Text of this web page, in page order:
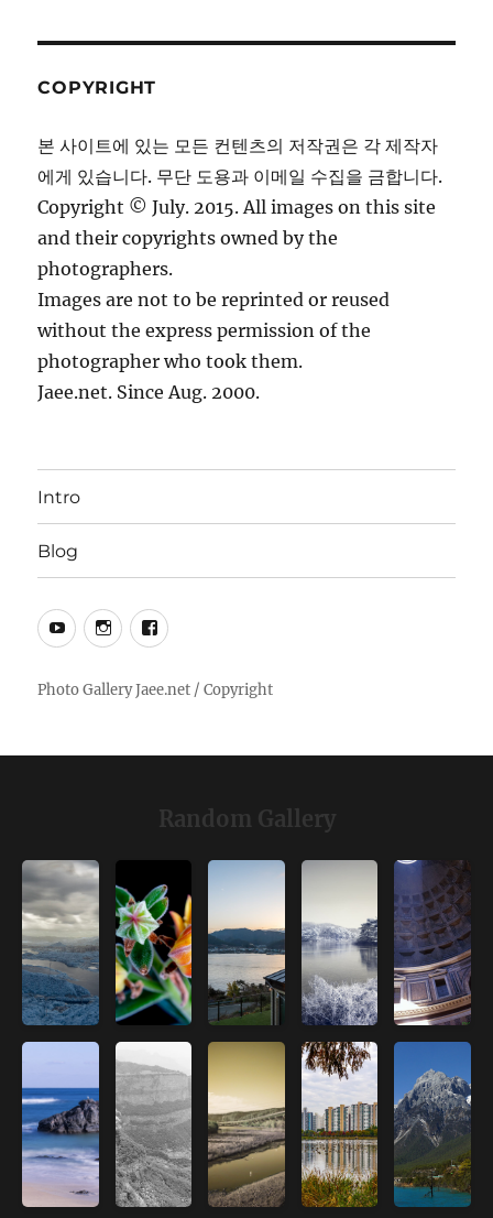
COPYRIGHT
본 사이트에 있는 모든 컨텐츠의 저작권은 각 제작자
에게 있습니다. 무단 도용과 이메일 수집을 금합니다.
Copyright © July. 2015. All images on this site
and their copyrights owned by the
photographers.
Images are not to be reprinted or reused
without the express permission of the
photographer who took them.
Jaee.net. Since Aug. 2000.
Intro
Blog
YouTubeInstagramFacebook
Random Gallery